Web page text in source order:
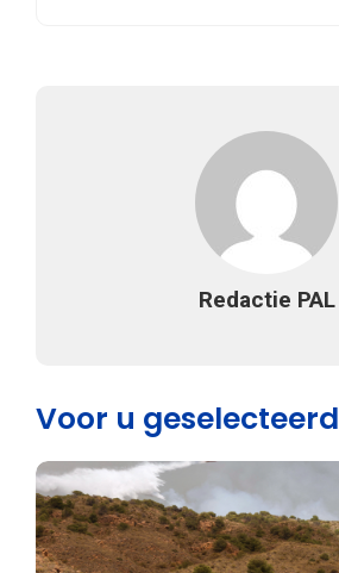
Redactie PAL
Voor u geselecteerd